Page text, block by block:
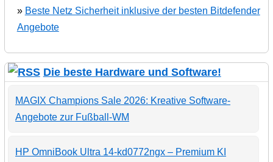
» Beste Netz Sicherheit inklusive der besten Bitdefender
Angebote
Die beste Hardware und Software!
MAGIX Champions Sale 2026: Kreative Software-
Angebote zur Fußball-WM
HP OmniBook Ultra 14-kd0772ngx – Premium KI